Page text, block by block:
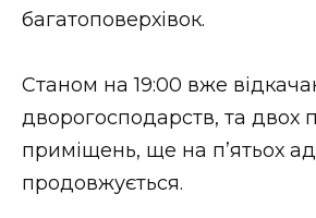
ФОТО
багатоповерхівок.
Станом на 19:00 вже
дворогосподарств, та двох
приміщень, ще на п’ятьох
продовжується.